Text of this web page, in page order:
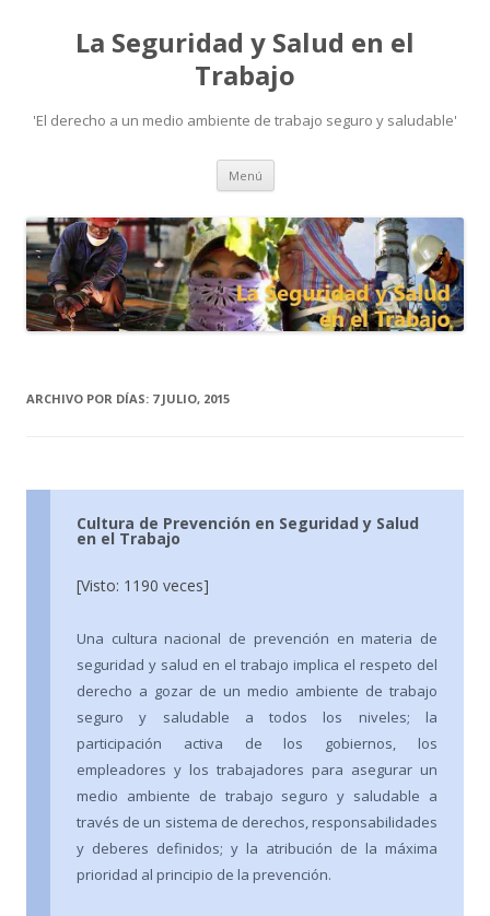
La Seguridad y Salud en el
Trabajo
'El derecho a un medio ambiente de trabajo seguro y saludable'
Menú Ir
contenido
ARCHIVO POR DÍAS: 7 JULIO, 2015
Cultura de Prevención en Seguridad y Salud
en el Trabajo
[Visto: 1190 veces]
Una cultura nacional de prevención en materia de
seguridad y salud en el trabajo implica el respeto del
derecho a gozar de un medio ambiente de trabajo
seguro y saludable a todos los niveles; la
participación activa de los gobiernos, los
empleadores y los trabajadores para asegurar un
medio ambiente de trabajo seguro y saludable a
través de un sistema de derechos, responsabilidades
y deberes definidos; y la atribución de la máxima
prioridad al principio de la prevención.